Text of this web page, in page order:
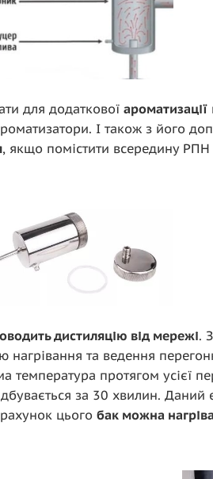
для додаткової ароматизації
І також з його
, якщо помістити всередину РПН
дистиляцію від мережі.
нагрівання та ведення
температура протягом усієї
за 30 хвилин. Даний
цього бак можна